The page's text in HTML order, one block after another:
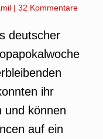
| 32 Kommentare
deutscher
ihr
und können
auf ein